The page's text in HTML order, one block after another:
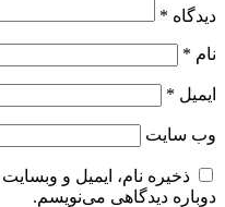
دیدگاه *
نام *
ایمیل *
وب‌ سایت
ذخیره نام، ایمیل و
دوباره دیدگاهی می‌نویسم.